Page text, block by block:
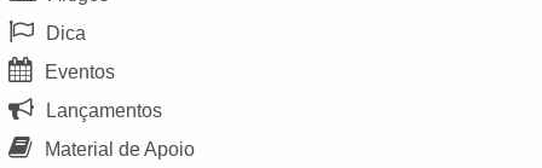
Dica
Eventos
Lançamentos
Material de Apoio